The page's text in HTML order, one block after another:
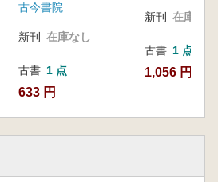
古今書院
新刊 在庫なし
古書 1 点
633 円
手の古琵琶
湖層群より
型植物化石
要とその意
より産出し
物化石
新刊 在庫なし
古書 1 点
1,056 円